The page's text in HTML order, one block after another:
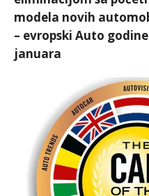
modela novih
– evropski Auto
januara